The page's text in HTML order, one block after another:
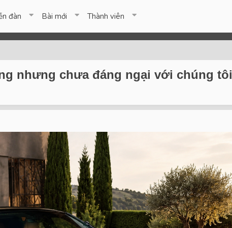
đàn Bài mới Thành viên
nhưng chưa đáng ngại với chúng tôi